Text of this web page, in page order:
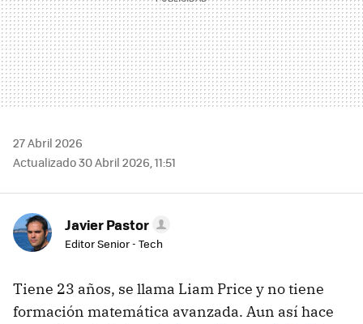
27 Abril 2026
Actualizado 30 Abril 2026, 11:51
Javier Pastor
Editor Senior - Tech
Tiene 23 años, se llama Liam Price y no tiene
formación matemática avanzada. Aun así hace